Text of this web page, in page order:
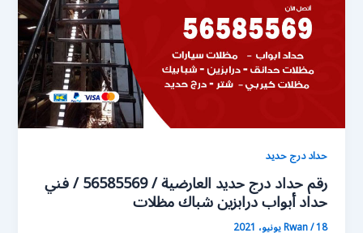
حداد درج حديد
رقم حداد درج حديد العارضية / 56585569 / فني
حداد أبواب درابزين شباك مظلات
Rwan/18 يونيو، 2021